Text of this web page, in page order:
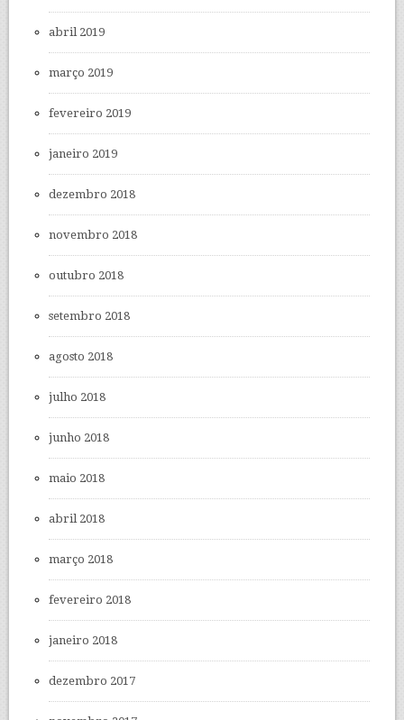
abril 2019
março 2019
fevereiro 2019
janeiro 2019
dezembro 2018
novembro 2018
outubro 2018
setembro 2018
agosto 2018
julho 2018
junho 2018
maio 2018
abril 2018
março 2018
fevereiro 2018
janeiro 2018
dezembro 2017